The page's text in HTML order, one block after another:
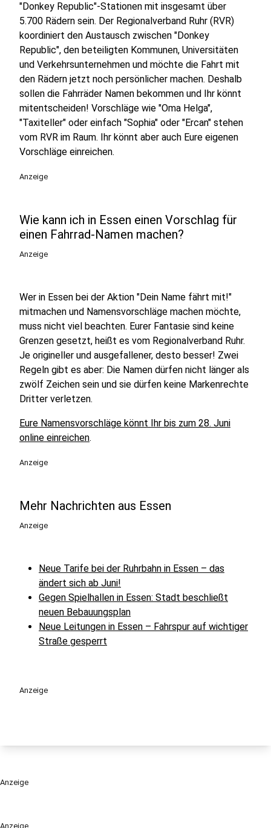
Anzeige
"Donkey Republic"-Stationen mit insgesamt über
5.700 Rädern sein. Der Regionalverband Ruhr (RVR)
koordiniert den Austausch zwischen "Donkey
Republic", den beteiligten Kommunen, Universitäten
und Verkehrsunternehmen und möchte die Fahrt mit
den Rädern jetzt noch persönlicher machen. Deshalb
sollen die Fahrräder Namen bekommen und Ihr könnt
mitentscheiden! Vorschläge wie "Oma Helga",
"Taxiteller" oder einfach "Sophia" oder "Ercan" stehen
vom RVR im Raum. Ihr könnt aber auch Eure eigenen
Vorschläge einreichen.
Anzeige
Wie kann ich in Essen einen Vorschlag für
einen Fahrrad-Namen machen?
Anzeige
Wer in Essen bei der Aktion "Dein Name fährt mit!"
mitmachen und Namensvorschläge machen möchte,
muss nicht viel beachten. Eurer Fantasie sind keine
Grenzen gesetzt, heißt es vom Regionalverband Ruhr.
Je origineller und ausgefallener, desto besser! Zwei
Regeln gibt es aber: Die Namen dürfen nicht länger als
zwölf Zeichen sein und sie dürfen keine Markenrechte
Dritter verletzen.
Eure Namensvorschläge könnt Ihr bis zum 28. Juni
online einreichen.
Anzeige
Mehr Nachrichten aus Essen
Anzeige
Neue Tarife bei der Ruhrbahn in Essen – das
ändert sich ab Juni!
Gegen Spielhallen in Essen: Stadt beschließt
neuen Bebauungsplan
Neue Leitungen in Essen – Fahrspur auf wichtiger
Straße gesperrt
Anzeige
Anzeige